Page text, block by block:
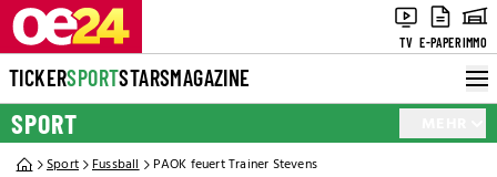
TV E-PAPERIMMO
TICKERSPORTSTARSMAGAZINE
SPORT
Sport Fussball PAOK feuert Trainer Stevens